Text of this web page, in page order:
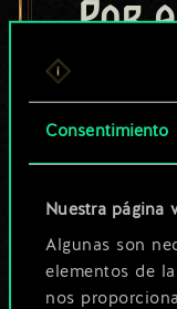
Consentimiento
Nuestra página
Algunas son
elementos de
nos
Por
¡Pero
ser
Poner